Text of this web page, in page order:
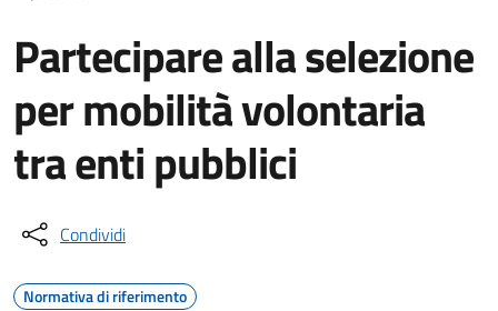
Partecipare alla selezione
per mobilità volontaria
tra enti pubblici
Condividi
Normativa di riferimento